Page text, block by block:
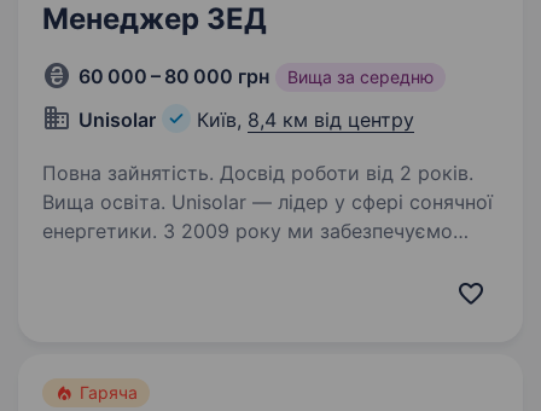
Менеджер ЗЕД
60 000 – 80 000 грн Вища за середню
Unisolar Київ, 8,4 км від центру
Повна зайнятість. Досвід роботи від 2 років.
Вища освіта. Unisolar — лідер у сфері сонячної
енергетики. З 2009 року ми забезпечуємо
Гаряча